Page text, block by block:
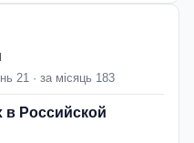
21 · за місяць 183
в Российской